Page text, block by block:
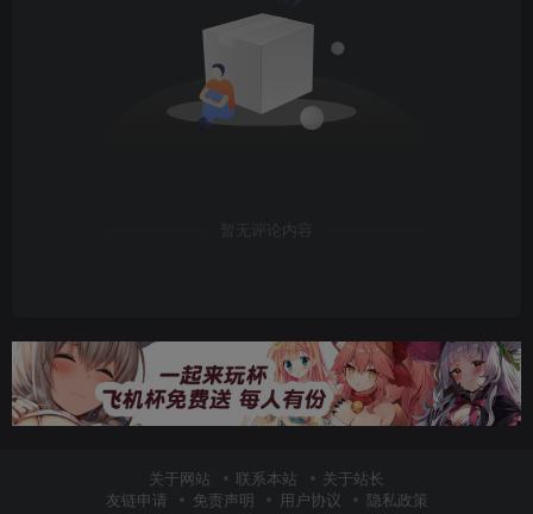
暂无评论内容
关于网站 联系本站
关于站长
友链申请
免责声明 用户协议 隐私政策